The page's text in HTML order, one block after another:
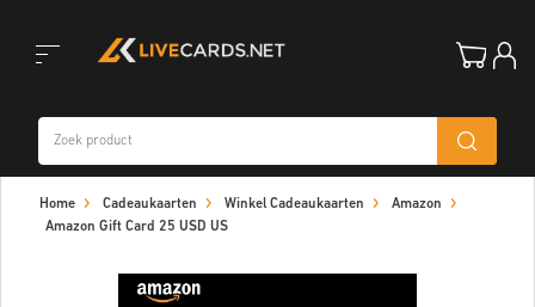
navigation
Home Cadeaukaarten Winkel Cadeaukaarten
Amazon
Amazon Gift Card 25 USD US